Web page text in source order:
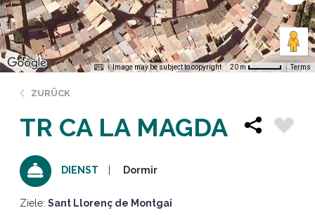
Image may be subject to copyright 20 m Terms
ZURÜCK
TR CA LA MAGDA
DIENST Dormir
Ziele: Sant Llorenç de Montgai